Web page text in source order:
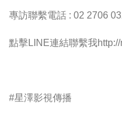
專訪聯繫電話 : 02 2706
點擊LINE連結聯繫我
#星澤影視傳播